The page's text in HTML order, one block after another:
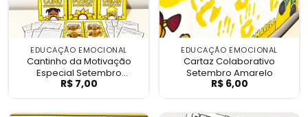
EDUCAÇÃO EMOCIONAL
Cantinho da Motivação
Especial Setembro
Amarelo
Cantinho da Motivação Especial
R$7,00
EDUCAÇÃO EMOCIONAL
Cartaz Colaborativo
Setembro Amarelo
Cartaz
R$6,00